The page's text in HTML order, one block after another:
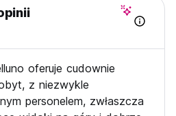
własne jedzenie i napoje.
wejściowe hostelu zamykają się
Twojego pobytu! (Auto-
oferuje cudownie
z niezwykle
personelem, zwłaszcza